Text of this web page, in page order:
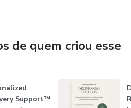
clear, healthy skin and
potential!
especializada em
uma paixão profunda por
de quem criou esse
Support™